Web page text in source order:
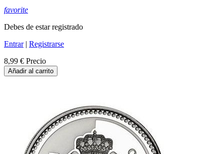
favorite
Debes de estar registrado
Entrar| Registrarse
8,99 € Precio
Añadir al carrito